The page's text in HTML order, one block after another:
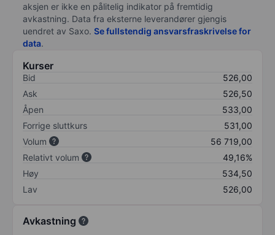
aksjen er ikke en pålitelig indikator på fremtidig
avkastning. Data fra eksterne leverandører gjengis
uendret av Saxo. Se fullstendig ansvarsfraskrivelse for
data.
Kurser
Bid
526,00
Ask
526,50
Åpen
533,00
Forrige sluttkurs
531,00
Volum
56 719,00
Relativt volum
49,16%
Høy
534,50
Lav
526,00
Avkastning